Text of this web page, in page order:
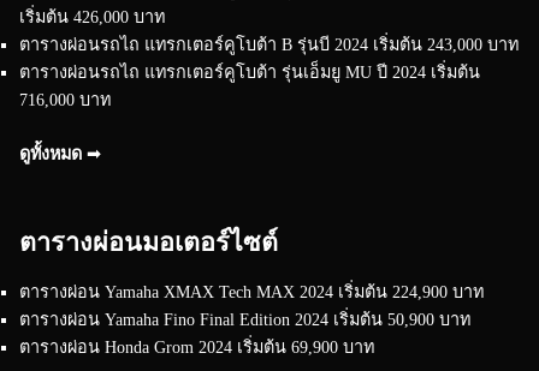
เริ่มต้น 426,000 บาท
ตารางผ่อนรถไถ แทรกเตอร์คูโบต้า B รุ่นบี 2024 เริ่มต้น 243,000 บาท
ตารางผ่อนรถไถ แทรกเตอร์คูโบต้า รุ่นเอ็มยู MU ปี 2024 เริ่มต้น
716,000 บาท
ดูทั้งหมด ➟
ตารางผ่อนมอเตอร์ไซต์
ตารางผ่อน Yamaha XMAX Tech MAX 2024 เริ่มต้น 224,900 บาท
ตารางผ่อน Yamaha Fino Final Edition 2024 เริ่มต้น 50,900 บาท
ตารางผ่อน Honda Grom 2024 เริ่มต้น 69,900 บาท